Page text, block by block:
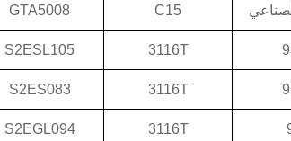
C15
GTA5008
3116T
S2ESL105
3116T
S2ES083
3116T
S2EGL094